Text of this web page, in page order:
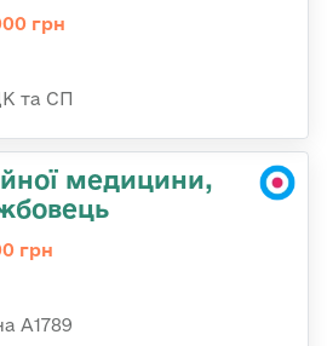
грн
та СП
медицини,
грн
А1789